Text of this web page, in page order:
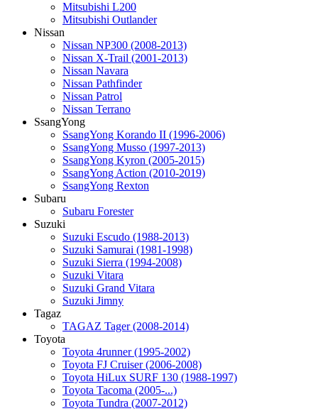
Mitsubishi L200
Mitsubishi Outlander
Nissan
Nissan NP300 (2008-2013)
Nissan X-Trail (2001-2013)
Nissan Navara
Nissan Pathfinder
Nissan Patrol
Nissan Terrano
SsangYong
SsangYong Korando II (1996-2006)
SsangYong Musso (1997-2013)
SsangYong Kyron (2005-2015)
SsangYong Action (2010-2019)
SsangYong Rexton
Subaru
Subaru Forester
Suzuki
Suzuki Escudo (1988-2013)
Suzuki Samurai (1981-1998)
Suzuki Sierra (1994-2008)
Suzuki Vitara
Suzuki Grand Vitara
Suzuki Jimny
Tagaz
TAGAZ Tager (2008-2014)
Toyota
Toyota 4runner (1995-2002)
Toyota FJ Cruiser (2006-2008)
Toyota HiLux SURF 130 (1988-1997)
Toyota Tacoma (2005-...)
Toyota Tundra (2007-2012)